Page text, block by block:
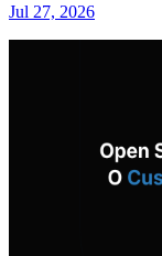
Jul 27, 2026